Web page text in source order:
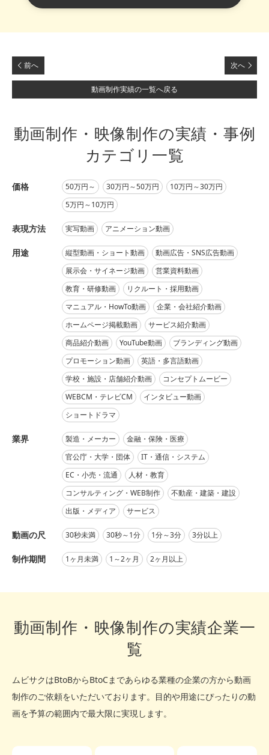
前へ 次へ
動画制作実績の一覧へ戻る
動画制作・映像制作の実績・事例
カテゴリ一覧
価格 50万円～ 30万円～50万円
10万円～30万円
5万円～10万円
表現方法 実写動画 アニメーション動画
用途 縦型動画・ショート動画
動画広告・SNS広告動画
展示会・サイネージ動画
営業資料動画
教育・研修動画
リクルート・採用動画
マニュアル・HowTo動画
企業・会社紹介動画
ホームページ掲載動画
サービス紹介動画
商品紹介動画
YouTube動画
ブランディング動画
プロモーション動画
英語・多言語動画
学校・施設・店舗紹介動画
コンセプトムービー
WEBCM・テレビCM
インタビュー動画
ショートドラマ
業界 製造・メーカー
金融・保険・医療
官公庁・大学・団体
IT・通信・システム
EC・小売・流通
人材・教育
コンサルティング・WEB制作
不動産・建築・建設
出版・メディア
サービス
動画の尺 30秒未満 30秒～1分 1分～3分 3分以上
制作期間 1ヶ月未満 1～2ヶ月 2ヶ月以上
動画制作・映像制作の実績企業一
覧
ムビサクはBtoBからBtoCまであらゆる業種の企業の方から動画
制作のご依頼をいただいております。 目的や用途にぴったりの動
画を予算の範囲内で最大限に実現します。